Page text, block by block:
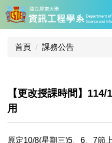
跳
到
主
首頁 課務公告
【更改授課時間】
用
原定10/8(星期三)5、6、7節